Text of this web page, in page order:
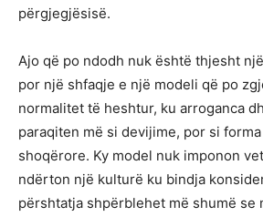
përgjegjësisë.
Ajo që po ndodh nuk është thjesht
por një shfaqje e një modeli që po
normalitet të heshtur, ku arroganca
paraqiten më si devijime, por si
shoqërore. Ky model nuk imponon
ndërton një kulturë ku bindja
përshtatja shpërblehet më shumë se